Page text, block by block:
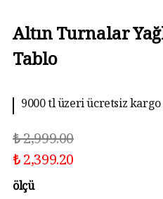
Altın Turnalar
Tablo
10 aya kadar taksit imkanı
₺ 2,999.00
₺ 2,399.20
ölçü